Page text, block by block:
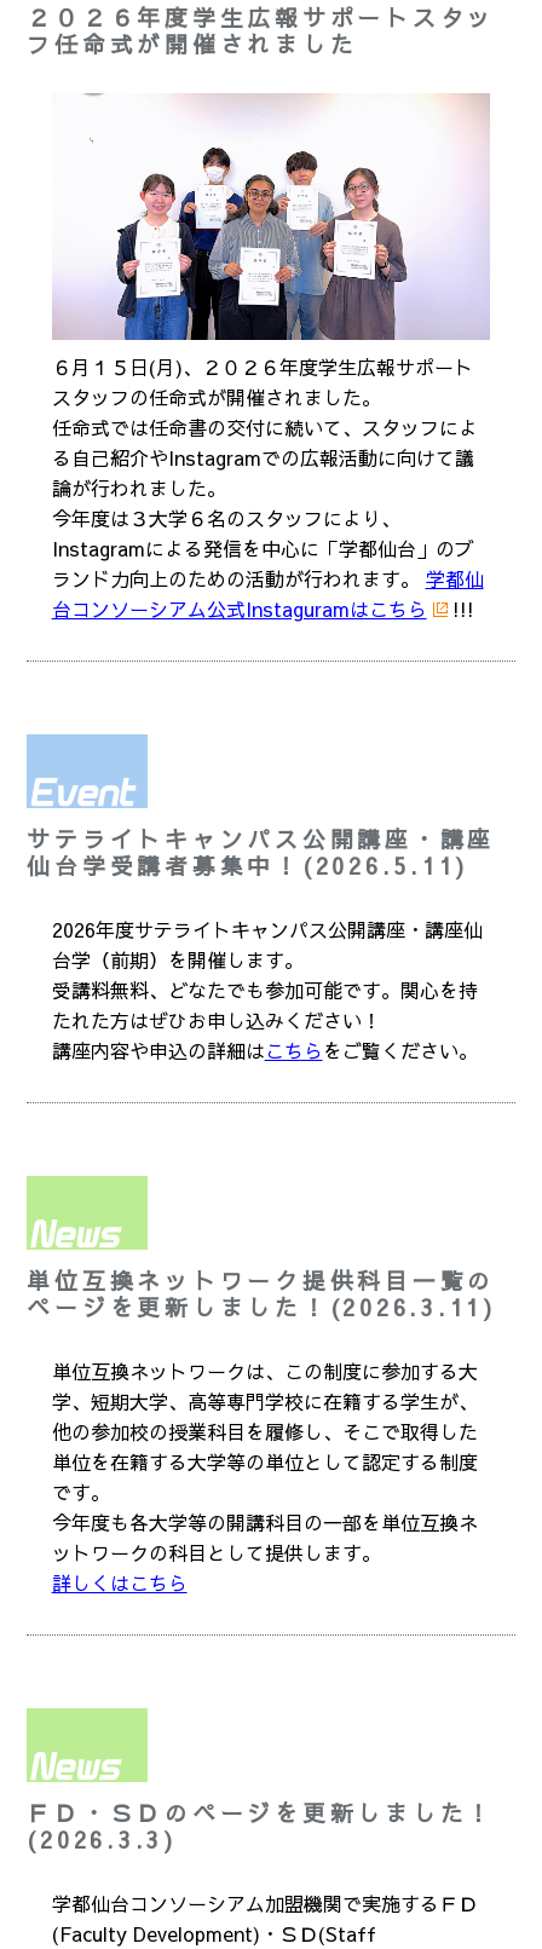
２０２６年度学生広報サポートスタッ
フ任命式が開催されました
６月１５日(月)、２０２６年度学生広報サポート
スタッフの任命式が開催されました。
任命式では任命書の交付に続いて、スタッフによ
る自己紹介やInstagramでの広報活動に向けて議
論が行われました。
今年度は３大学６名のスタッフにより、
Instagramによる発信を中心に「学都仙台」のブ
ランド力向上のための活動が行われます。 学都仙
台コンソーシアム公式Instaguramはこちら
!!!
サテライトキャンパス公開講座・講座
仙台学受講者募集中！(2026.5.11)
2026年度サテライトキャンパス公開講座・講座仙
台学（前期）を開催します。
受講料無料、どなたでも参加可能です。関心を持
たれた方はぜひお申し込みください！
講座内容や申込の詳細はこちら をご覧ください。
単位互換ネットワーク提供科目一覧の
ページを更新しました！(2026.3.11)
単位互換ネットワークは、この制度に参加する大
学、短期大学、高等専門学校に在籍する学生が、
他の参加校の授業科目を履修し、そこで取得した
単位を在籍する大学等の単位として認定する制度
です。
今年度も各大学等の開講科目の一部を単位互換ネ
ットワークの科目として提供します。
詳しくはこちら
ＦＤ・ＳＤのページを更新しました！
(2026.3.3)
学都仙台コンソーシアム加盟機関で実施するＦＤ
(Faculty Development)・ＳＤ(Staff